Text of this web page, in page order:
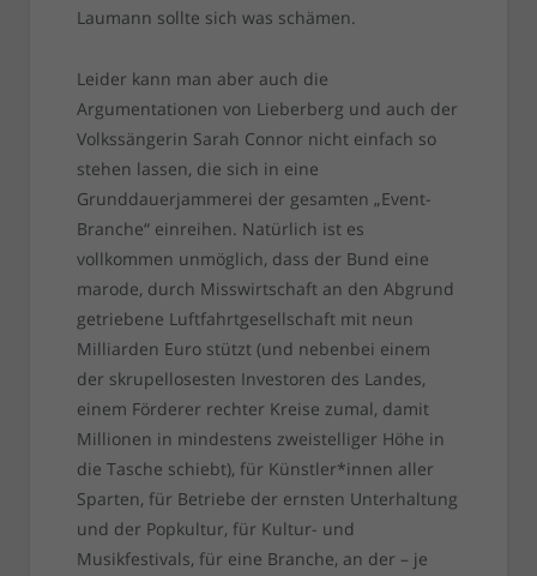
Laumann sollte sich was schämen.
Leider kann man aber auch die
Argumentationen von Lieberberg und auch der
Volkssängerin Sarah Connor nicht einfach so
stehen lassen, die sich in eine
Grunddauerjammerei der gesamten „Event-
Branche“ einreihen. Natürlich ist es
vollkommen unmöglich, dass der Bund eine
marode, durch Misswirtschaft an den Abgrund
getriebene Luftfahrtgesellschaft mit neun
Milliarden Euro stützt (und nebenbei einem
der skrupellosesten Investoren des Landes,
einem Förderer rechter Kreise zumal, damit
Millionen in mindestens zweistelliger Höhe in
die Tasche schiebt), für Künstler*innen aller
Sparten, für Betriebe der ernsten Unterhaltung
und der Popkultur, für Kultur- und
Musikfestivals, für eine Branche, an der – je